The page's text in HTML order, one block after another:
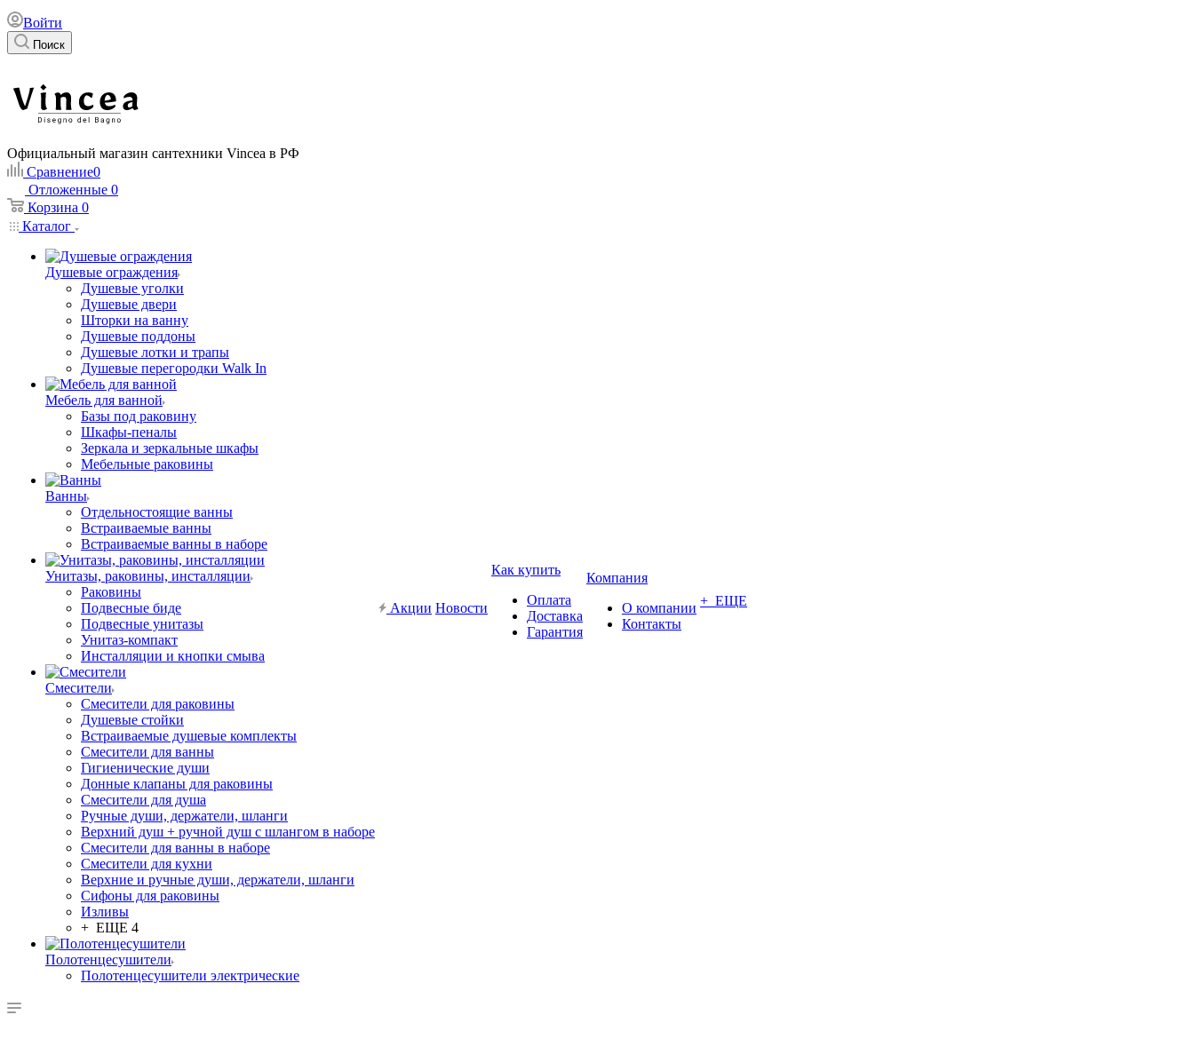
Войти
Поиск
Официальный магазин сантехники Vincea в РФ
Сравнение0
Отложенные 0
Корзина 0
Каталог
Душевые ограждения
Душевые уголки
Душевые двери
Шторки на ванну
Душевые поддоны
Душевые лотки и трапы
Душевые перегородки Walk In
Мебель для ванной
Базы под раковину
Шкафы-пеналы
Зеркала и зеркальные шкафы
Мебельные раковины
Ванны
Отдельностоящие ванны
Встраиваемые ванны
Встраиваемые ванны в наборе
Унитазы, раковины, инсталляции
Раковины
Подвесные биде
Подвесные унитазы
Унитаз-компакт
Инсталляции и кнопки смыва
Смесители
Смесители для раковины
Душевые стойки
Встраиваемые душевые комплекты
Смесители для ванны
Гигиенические души
Донные клапаны для раковины
Смесители для душа
Ручные души, держатели, шланги
Верхний душ + ручной душ с шлангом в наборе
Смесители для ванны в наборе
Смесители для кухни
Верхние и ручные души, держатели, шланги
Сифоны для раковины
Изливы
+ ЕЩЕ 4
Полотенцесушители
Полотенцесушители электрические
Акции Новости
Как купить
Оплата
Доставка
Гарантия
Компания
О компании
Контакты
+ ЕЩЕ